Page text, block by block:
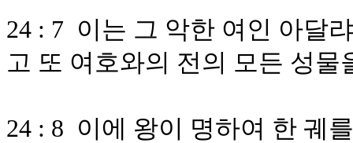
24 : 7 이는 그 악한 여인 아달
고 또 여호와의 전의 모든 성
24 : 8 이에 왕이 명하여 한 궤